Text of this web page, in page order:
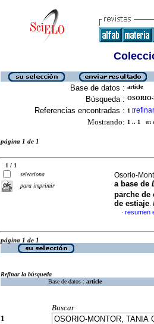
Base de datos : article
Búsqueda :
Referencias encontradas : 1 [refinar
Mostrando: 1 .. 1 en
página 1 de 1
1 / 1
selecciona
para imprimir
Osorio-
a base de
parche de
de estiaje
· resumen
página 1 de 1
Refinar la búsqueda
Base de datos : article
Buscar
1